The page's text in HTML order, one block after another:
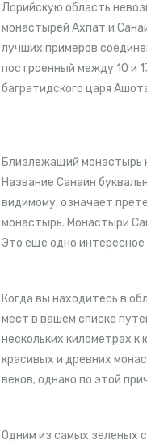
Лорийскую область
монастырей Ахпат и
лучших примеров
построенный между 10 и
багратидского царя
Близлежащий монастырь
Название Санаин
видимому, означает
монастырь. Монастыри
Это еще одно
Когда вы находитесь в
мест в вашем списке
нескольких километрах
красивых и древних
веков; однако по этой
Одним из самых зеленых